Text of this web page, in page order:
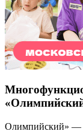
Олимпийский» —